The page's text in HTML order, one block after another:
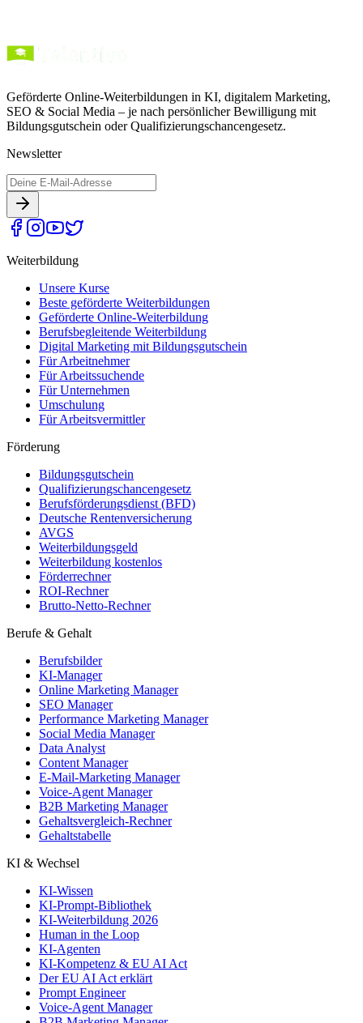
Geförderte Online-Weiterbildungen in KI, digitalem Marketing,
SEO & Social Media – je nach persönlicher Bewilligung mit
Bildungsgutschein oder Qualifizierungschancengesetz.
Newsletter
Weiterbildung
Unsere Kurse
Beste geförderte Weiterbildungen
Geförderte Online-Weiterbildung
Berufsbegleitende Weiterbildung
Digital Marketing mit Bildungsgutschein
Für Arbeitnehmer
Für Arbeitssuchende
Für Unternehmen
Umschulung
Für Arbeitsvermittler
Förderung
Bildungsgutschein
Qualifizierungschancengesetz
Berufsförderungsdienst (BFD)
Deutsche Rentenversicherung
AVGS
Weiterbildungsgeld
Weiterbildung kostenlos
Förderrechner
ROI-Rechner
Brutto-Netto-Rechner
Berufe & Gehalt
Berufsbilder
KI-Manager
Online Marketing Manager
SEO Manager
Performance Marketing Manager
Social Media Manager
Data Analyst
Content Manager
E-Mail-Marketing Manager
Voice-Agent Manager
B2B Marketing Manager
Gehaltsvergleich-Rechner
Gehaltstabelle
KI & Wechsel
KI-Wissen
KI-Prompt-Bibliothek
KI-Weiterbildung 2026
Human in the Loop
KI-Agenten
KI-Kompetenz & EU AI Act
Der EU AI Act erklärt
Prompt Engineer
Voice-Agent Manager